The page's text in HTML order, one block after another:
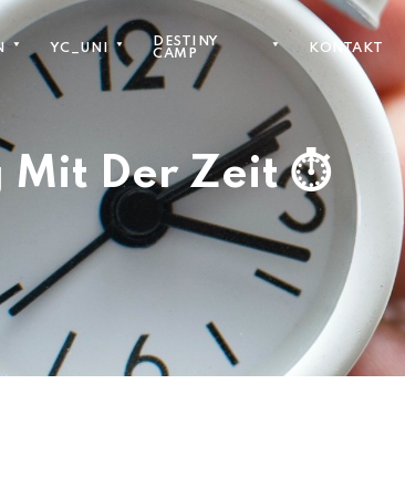
YC_UNI
DESTINY
CAMP
KONTAKT
Mit Der Zeit ⏱️